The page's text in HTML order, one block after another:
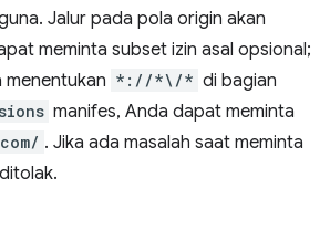
Jalur pada pola origin akan
meminta subset izin asal opsional;
menentukan *://*\/* di bagian
manifes, Anda dapat meminta
. Jika ada masalah saat meminta